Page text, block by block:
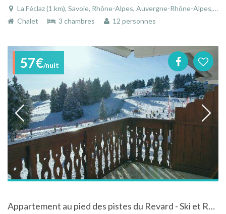
La Féclaz (1 km), Savoie, Rhône-Alpes, Auvergne-Rhône-Alpes, France
Chalet
3 chambres 12 personnes
57€/nuit
Appartement au pied des pistes du Revard - Ski et Randonnées 4-6 pers